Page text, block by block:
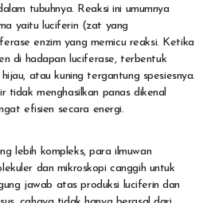
tubuhnya. Reaksi ini umumnya
yaitu luciferin (zat yang
enzim yang memicu reaksi. Ketika
di hadapan luciferase, terbentuk
atau kuning tergantung spesiesnya.
tidak menghasilkan panas dikenal
efisien secara energi.
lebih kompleks, para ilmuwan
dan mikroskopi canggih untuk
jawab atas produksi luciferin dan